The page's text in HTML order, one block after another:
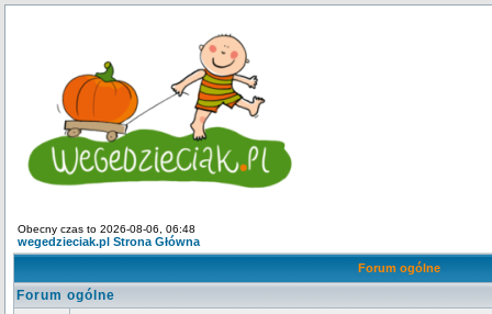
Obecny czas to 2026-08-06, 06:48
wegedzieciak.pl Strona Główna
Forum ogólne
Forum ogólne